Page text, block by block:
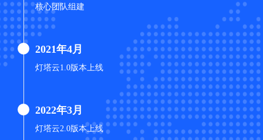
核心团队组建
2021年4月
灯塔云1.0版本上线
2022年3月
灯塔云2.0版本上线